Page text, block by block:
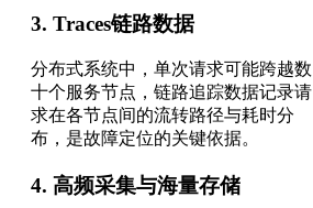
3. Traces链路数据
分布式系统中，单次请求可能跨越数
十个服务节点，链路追踪数据记录请
求在各节点间的流转路径与耗时分
布，是故障定位的关键依据。
4. 高频采集与海量存储